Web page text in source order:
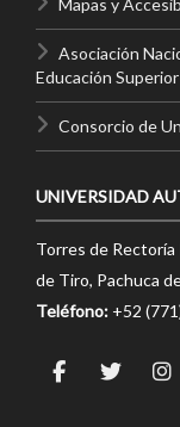
Mapas y
Asociación
Educación Superior
Consorcio de
UNIVERSIDAD
Torres de Rectoría
de Tiro, Pachuca
Teléfono: +52